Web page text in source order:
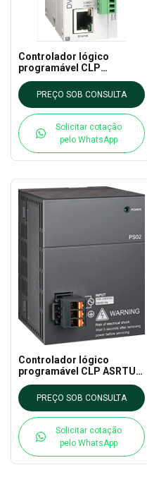
Controlador lógico
programável CLP
DVP26SE11T DELTA - DVP
- SE Network Advanced
type Slim PLC
PREÇO SOB CONSULTA
Solicitar cotação
pelo WhatsApp
Controlador lógico
programável CLP ASRTU-
EC16AP1PA DELTA - AS
CLP EXTN
PREÇO SOB CONSULTA
Solicitar cotação
pelo WhatsApp